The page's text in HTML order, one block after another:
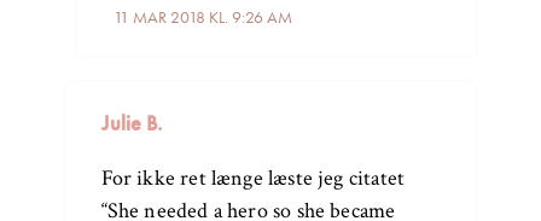
11 MAR 2018 KL. 9:26 AM
Julie B.
For ikke ret længe læste jeg citatet
“She needed a hero so she became